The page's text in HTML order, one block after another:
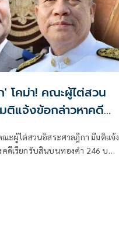
' โคม่า! คณะผู้ไต่สวน
ติแจ้งข้อกล่าวหาคดี
บาท
ณะผู้ไต่สวนอิสระศาลฎีกา มีมติแจ้ง
ดีเรียกรับสินบนทองคำ 246 บาท